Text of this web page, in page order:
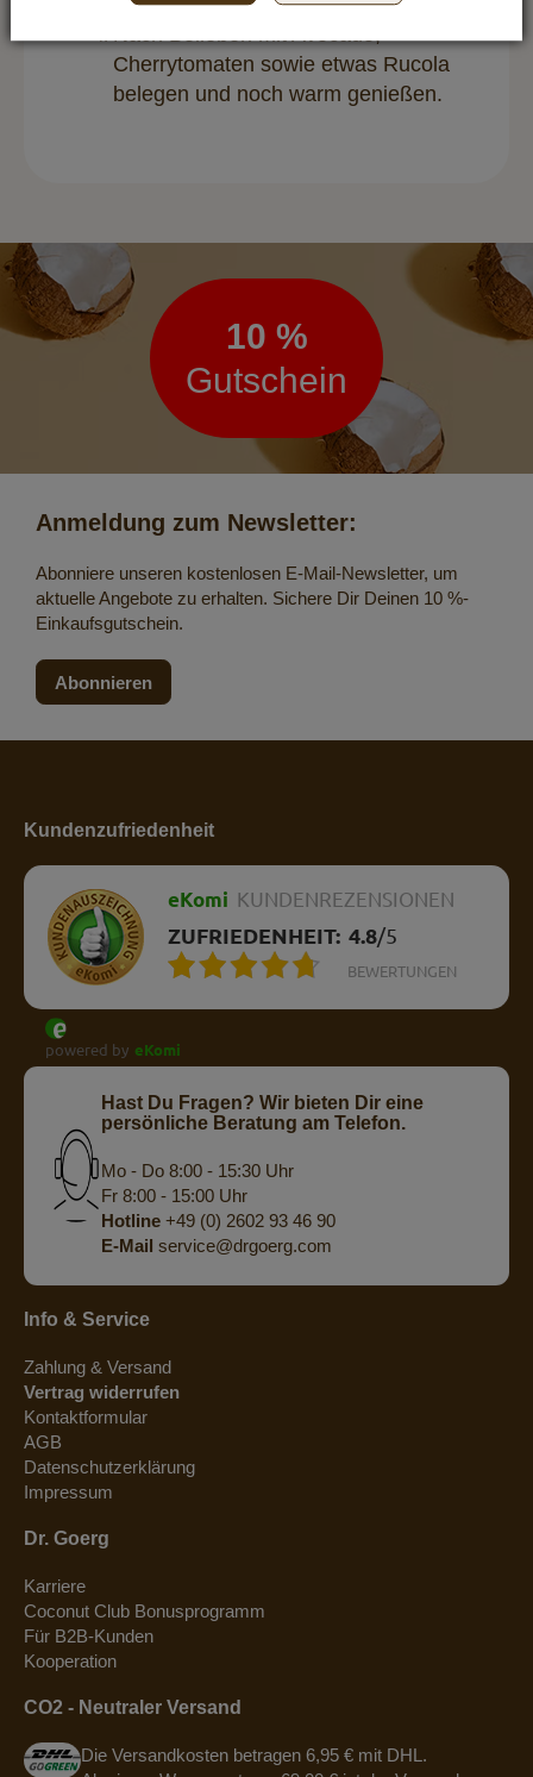
Nach Belieben mit Avocado,
Cherrytomaten sowie etwas Rucola
belegen und noch warm genießen.
Newsletter
10 %
Gutschein
Anmeldung zum Newsletter:
Abonniere unseren kostenlosen E-Mail-Newsletter, um
aktuelle Angebote zu erhalten. Sichere Dir Deinen 10 %-
Einkaufsgutschein.
Abonnieren
Kundenzufriedenheit
eKomi KUNDENREZENSIONEN
ZUFRIEDENHEIT: 4.8/5
BEWERTUNGEN
powered by eKomi
Hast Du Fragen? Wir bieten Dir eine
persönliche Beratung am Telefon.
Mo - Do 8:00 - 15:30 Uhr
Fr 8:00 - 15:00 Uhr
Hotline +49 (0) 2602 93 46 90
E-Mail service@drgoerg.com
Info & Service
Zahlung & Versand
Vertrag widerrufen
Kontaktformular
AGB
Datenschutzerklärung
Impressum
Dr. Goerg
Karriere
Coconut Club Bonusprogramm
Für B2B-Kunden
Kooperation
CO2 - Neutraler Versand
Die Versandkosten betragen 6,95 € mit DHL.